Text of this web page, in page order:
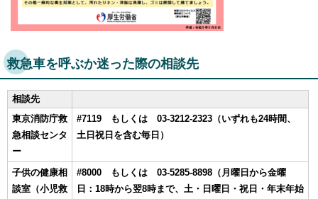
救急車を呼ぶか迷った際の相談先
相談先
東京消防庁救
急相談センタ
ー
#7119 もしくは 03-3212-2323（いずれも24時間、
土日祝日を含む毎日）
子供の健康相
談室（小児救
#8000 もしくは 03-5285-8898（月曜日から金曜
日：18時から翌8時まで、土・日曜日・祝日・年末年始